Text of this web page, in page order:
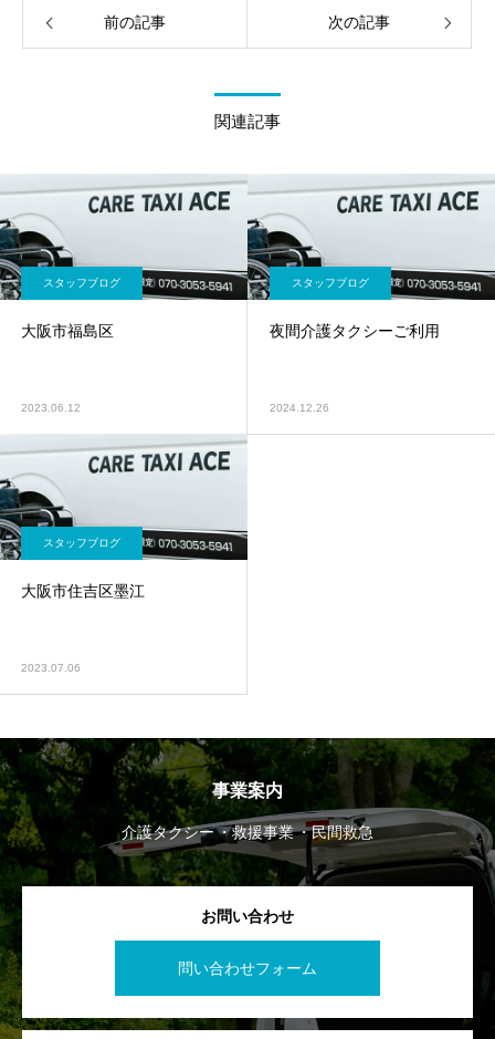
前の記事 次の記事
関連記事
スタッフブログ
大阪市福島区
2023.06.12
スタッフブログ
夜間介護タクシーご利用
2024.12.26
スタッフブログ
大阪市住吉区墨江
2023.07.06
事業案内
介護タクシー 救援事業 民間救急
お問い合わせ
問い合わせフォーム